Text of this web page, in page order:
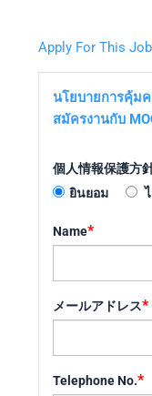
Apply For This Job
นโยบายการคุ้ม
สมัครงานกับ
個人情報保護方
ยินยอม
Name*
メールアドレス*
Telephone No.*